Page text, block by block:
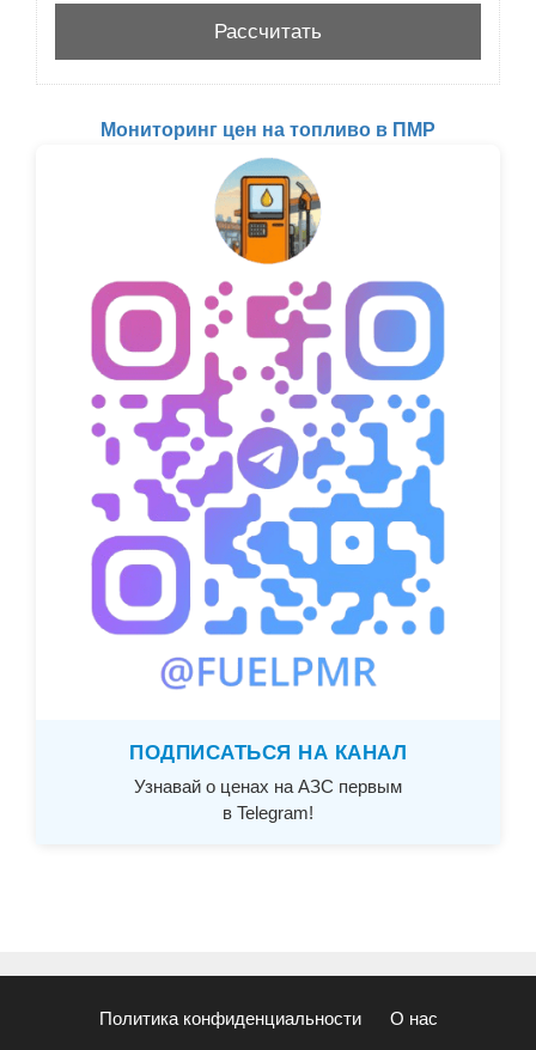
Мониторинг цен на топливо в ПМР
ПОДПИСАТЬСЯ НА КАНАЛ
Узнавай о ценах на АЗС первым
в Telegram!
Политика конфиденциальности О нас